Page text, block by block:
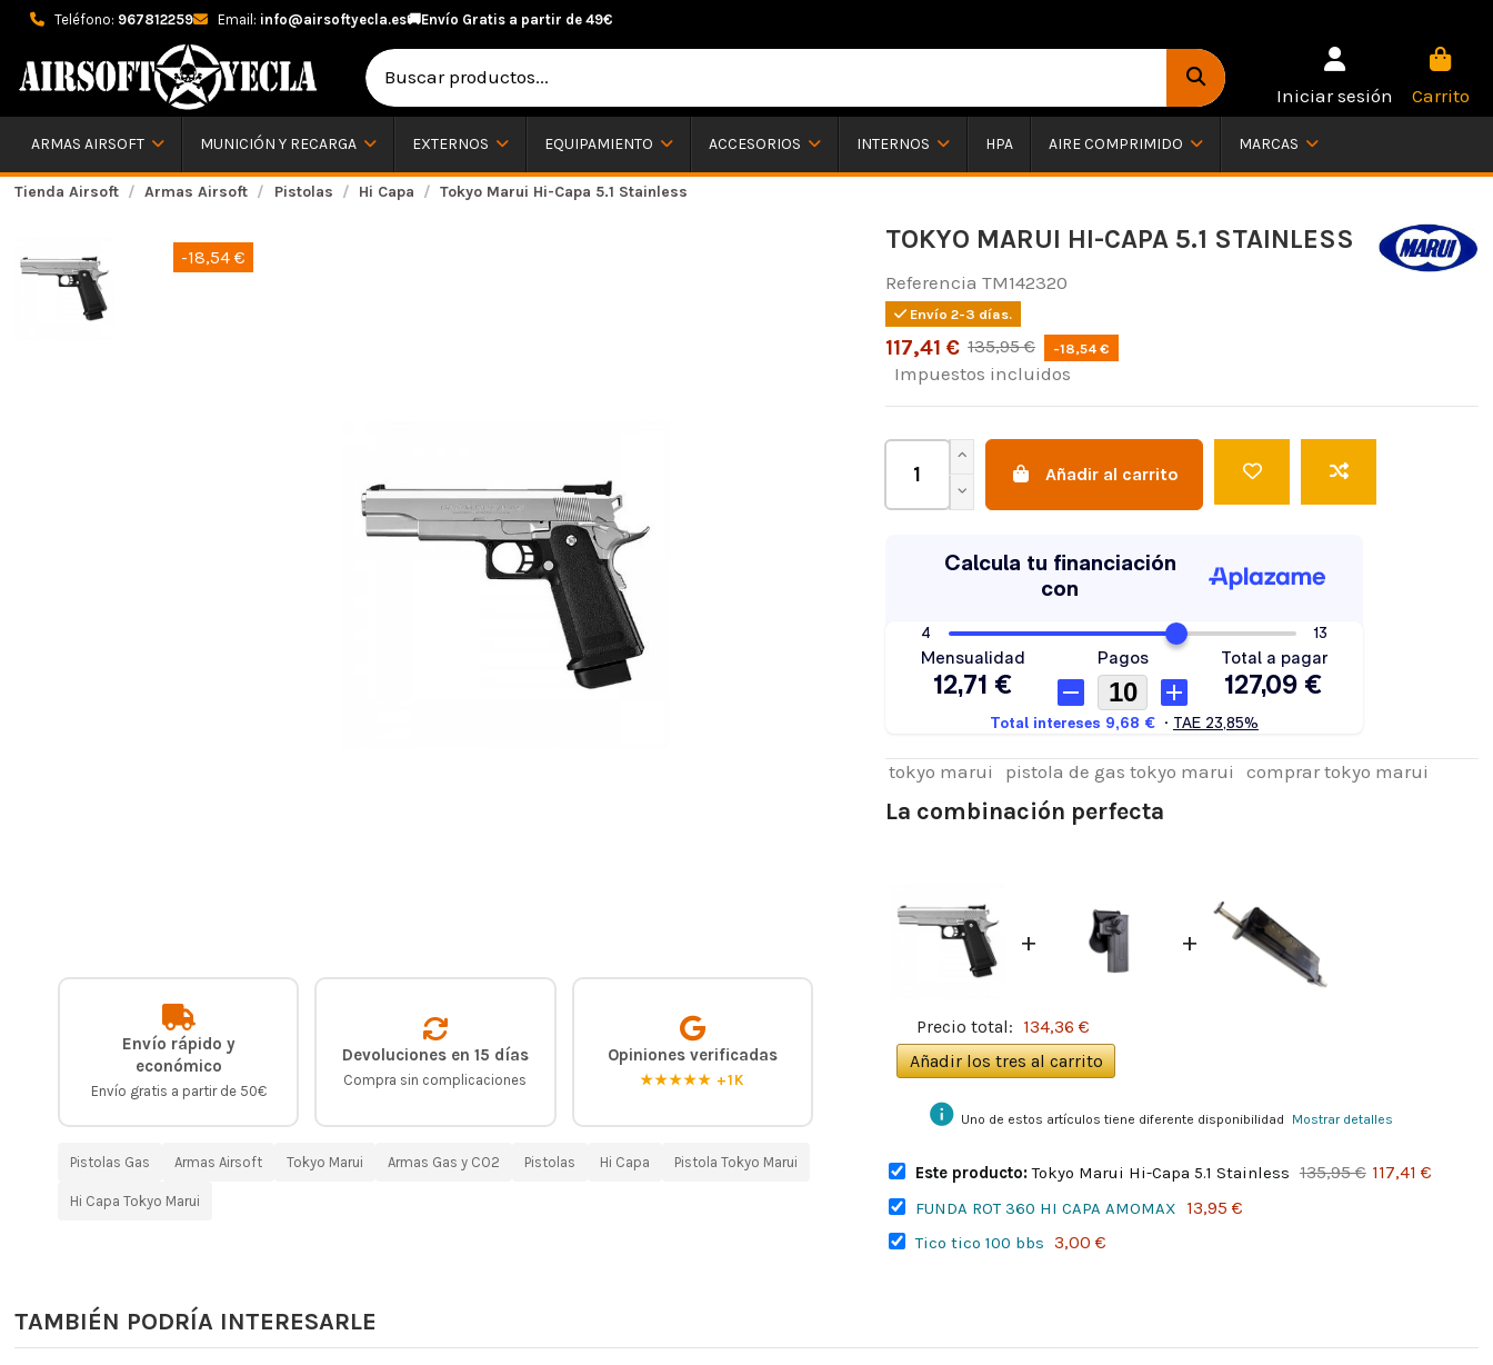
Teléfono: 967812259 Email: info@airsoftyecla.es🚚Envío Gratis a partir de 49€
Iniciar sesión Carrito
ARMAS AIRSOFT MUNICIÓN Y RECARGA EXTERNOS EQUIPAMIENTO ACCESORIOS INTERNOS HPA AIRE COMPRIMIDO MARCAS
Tienda Airsoft Armas Airsoft Pistolas Hi Capa Tokyo Marui Hi-Capa 5.1 Stainless
-18,54 €
Envío rápido y
económico
Envío gratis a partir de 50€
Devoluciones en 15 días
Compra sin complicaciones
Opiniones verificadas
★★★★★ +1K
Pistolas Gas Armas Airsoft Tokyo Marui Armas Gas y CO2 Pistolas Hi Capa Pistola Tokyo Marui
Hi Capa Tokyo Marui
TOKYO MARUI HI-CAPA 5.1 STAINLESS
Referencia TM142320
Envío 2-3 días.
117,41 € 135,95 € -18,54 €
Impuestos incluidos
Añadir al carrito
tokyo marui pistola de gas tokyo marui comprar tokyo marui
La combinación perfecta
+ +
Precio total: 134,36 €
Añadir los tres al carrito
info Uno de estos artículos tiene diferente disponibilidad Mostrar detalles
Este producto:Tokyo Marui Hi-Capa 5.1 Stainless 135,95 € 117,41 €
FUNDA ROT 360 HI CAPA AMOMAX 13,95 €
Tico tico 100 bbs 3,00 €
TAMBIÉN PODRÍA INTERESARLE